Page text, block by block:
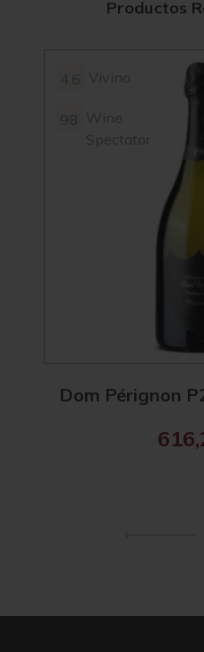
Productos
Vivino
Wine
Spectator
Dom Pérignon